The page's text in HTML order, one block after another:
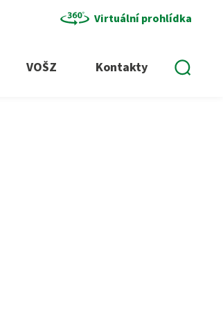
VOŠZ Kontakty
Virtuální prohlídka